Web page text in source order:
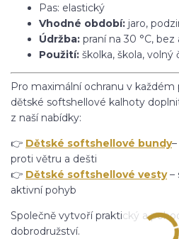
Pas: elastický
Vhodné období: jaro,
Údržba: praní na 30 °C, bez
Použití: školka, škola,
Pro maximální ochranu v
dětské softshellové kalhoty
z naší nabídky:
👉 Dětské softshellové bundy
proti větru a dešti
👉 Dětské softshellové vesty–
aktivní pohyb
Společně vytvoří praktický a
dobrodružství.